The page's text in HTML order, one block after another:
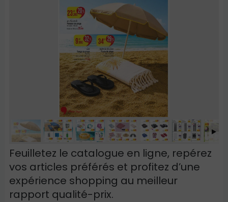
Feuilletez le catalogue en ligne, repérez
vos articles préférés et profitez d’une
expérience shopping au meilleur
rapport qualité-prix.